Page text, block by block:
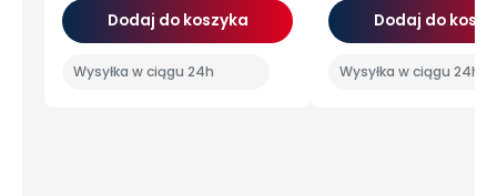
Dodaj do koszyka
Wysyłka w ciągu 24h
Dodaj do
Wysyłka w ciągu 24h